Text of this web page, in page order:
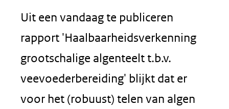
Uit een vandaag te publiceren
rapport 'Haalbaarheidsverkenning
grootschalige algenteelt t.b.v.
veevoederbereiding' blijkt dat er
voor het (robuust) telen van algen